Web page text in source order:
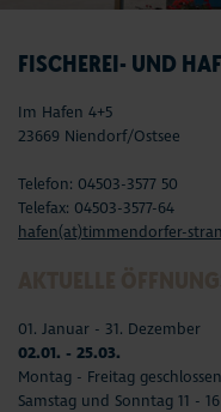
FISCHEREI- UND
Im Hafen 4+5
23669 Niendorf/Ostsee
Telefon: 04503-3577 50
Telefax: 04503-3577-64
hafen(at)timmendorfer-
01. Januar - 31. Dezember
02.01. - 25.03.
Montag - Freitag geschlossen
Samstag und Sonntag 11 -